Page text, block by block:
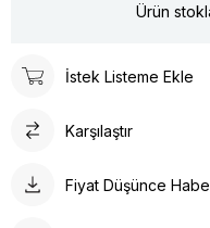
Ürün
İstek Listeme Ekle
Karşılaştır
Fiyat Düşünce